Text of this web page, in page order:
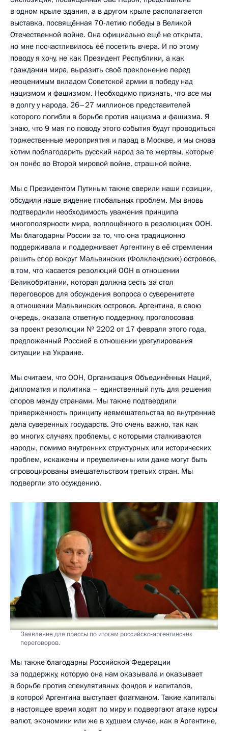
в одном крыле здания, а в другом крыле располагается
выставка, посвящённая 70-летию победы в Великой
Отечественной войне. Она официально ещё не открыта,
но мне посчастливилось её посетить вчера. И по этому
поводу я хочу, не как Президент Республики, а как
гражданин мира, выразить своё преклонение перед
неоценимым вкладом Советской армии в победу над
нацизмом и фашизмом. Необходимо признать, что все мы
в долгу у народа, 26–27 миллионов представителей
которого погибли в борьбе против нацизма и фашизма. Я
знаю, что 9 мая по поводу этого события будут проводиться
торжественные мероприятия и парад в Москве, и мы снова
хотим поблагодарить русский народ за те жертвы, которые
он понёс во Второй мировой войне, страшной войне.
Мы с Президентом Путиным также сверили наши позиции,
обсудили наше видение глобальных проблем. Мы вновь
подтвердили необходимость уважения принципа
многополярности мира, воплощённого в резолюциях ООН.
Мы благодарны России за то, что она традиционно
поддерживала и поддерживает Аргентину в её стремлении
решить спор вокруг Мальвинских (Фолклендских) островов,
в том, что касается резолюций ООН в отношении
Великобритании, которая должна сесть за стол
переговоров для обсуждения вопроса о суверенитете
в отношении Мальвинских островов. Аргентина, в свою
очередь, оказала ответную поддержку, проголосовав
за проект резолюции № 2202 от 17 февраля этого года,
предложенный Россией в отношении урегулирования
ситуации на Украине.
Мы считаем, что ООН, Организация Объединённых Наций,
дипломатия и политика – единственный путь для решения
споров между странами. Мы также подтвердили
приверженность принципу невмешательства во внутренние
дела суверенных государств. Это очень важно, так как
во многих случаях проблемы, с которыми сталкиваются
народы, помимо внутренних структурных или исторических
проблем, искажены и преувеличены или даже могут быть
спровоцированы вмешательством третьих стран. Мы
подвергли это осуждению.
Заявление для прессы по итогам российско-аргентинских
переговоров.
Мы также благодарны Российской Федерации
за поддержку, которую она нам оказывала и оказывает
в борьбе против спекулятивных фондов и капиталов,
в которой Аргентина выступает флагманом. Такие капиталы
в настоящее время ходят по миру и подвергают атаке курсы
валют, экономики или же в худшем случае, как в Аргентине,